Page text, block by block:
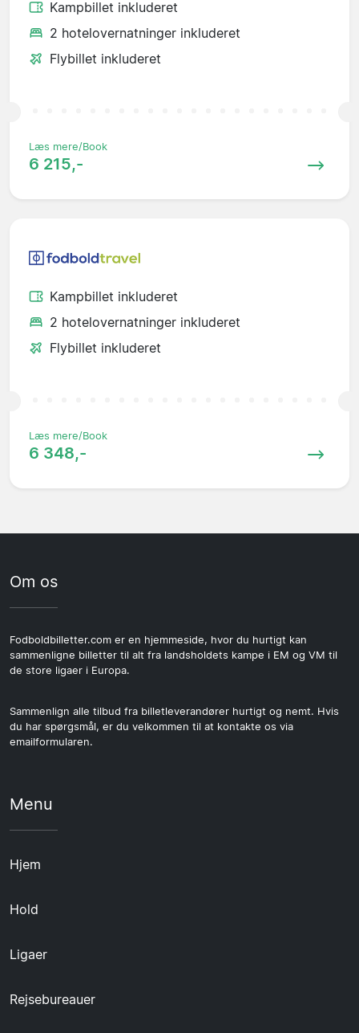
Kampbillet inkluderet
2 hotelovernatninger inkluderet
Flybillet inkluderet
Læs mere/Book
6 215,-
Kampbillet inkluderet
2 hotelovernatninger inkluderet
Flybillet inkluderet
Læs mere/Book
6 348,-
Om os
Fodboldbilletter.com er en hjemmeside, hvor du hurtigt kan
sammenligne billetter til alt fra landsholdets kampe i EM og VM til
de store ligaer i Europa.
Sammenlign alle tilbud fra billetleverandører hurtigt og nemt. Hvis
du har spørgsmål, er du velkommen til at kontakte os via
emailformularen.
Menu
Hjem
Hold
Ligaer
Rejsebureauer